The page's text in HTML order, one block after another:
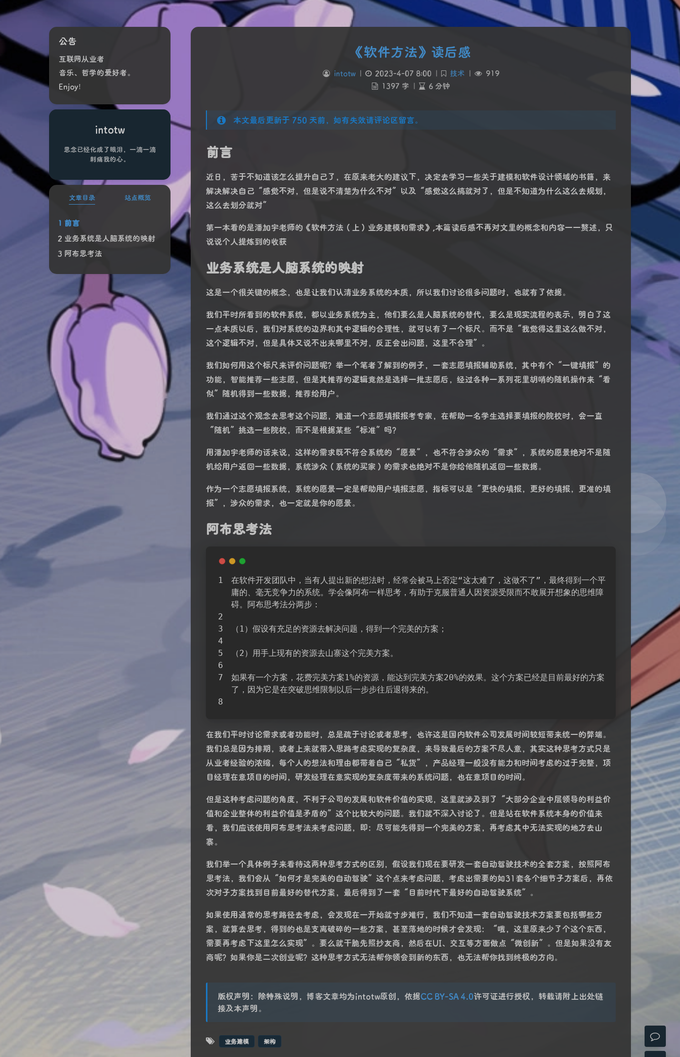
夜间模式
Sans Serif Serif
关闭 日落 暗化
公告
互联网从业者
音乐、哲学的爱好者。
Enjoy!
intotw
思念已经化成了眼泪，一滴一滴
刺痛我的心。
文章目录 站点概览
前言
业务系统是人脑系统的映射
阿布思考法
《软件方法》读后感
intotw | 2023-4-07 8:00 | 技术 |
919
1397 字 | 6 分钟
本文最后更新于 750 天前，如有失效请评论区留言。
前言
近日，苦于不知道该怎么提升自己了，在原来老大的建议下，决定去学习一些关于建模和软件设计领域的书籍，来
解决解决自己“感觉不对，但是说不清楚为什么不对”以及“感觉这么搞就对了，但是不知道为什么这么去规划，
这么去划分就对”
第一本看的是潘加宇老师的《软件方法（上）业务建模和需求》,本篇读后感不再对文里的概念和内容一一赘述，只
说说个人提炼到的收获
业务系统是人脑系统的映射
这是一个很关键的概念，也是让我们认清业务系统的本质，所以我们讨论很多问题时，也就有了依据。
我们平时所看到的软件系统，都以业务系统为主，他们要么是人脑系统的替代，要么是现实流程的表示，明白了这
一点本质以后，我们对系统的边界和其中逻辑的合理性，就可以有了一个标尺。而不是“我觉得这里这么做不对，
这个逻辑不对，但是具体又说不出来哪里不对，反正会出问题，这里不合理”。
我们如何用这个标尺来评价问题呢？举一个笔者了解到的例子，一套志愿填报辅助系统，其中有个“一键填报”的
功能，智能推荐一些志愿，但是其推荐的逻辑竟然是选择一批志愿后，经过各种一系列花里胡哨的随机操作来“看
似”随机得到一些数据，推荐给用户。
我们通过这个观念去思考这个问题，难道一个志愿填报报考专家，在帮助一名学生选择要填报的院校时，会一直
“随机”挑选一些院校，而不是根据某些“标准”吗？
用潘加宇老师的话来说，这样的需求既不符合系统的“愿景”，也不符合涉众的“需求”，系统的愿景绝对不是随
机给用户返回一些数据，系统涉众（系统的买家）的需求也绝对不是你给他随机返回一些数据。
作为一个志愿填报系统，系统的愿景一定是帮助用户填报志愿，指标可以是“更快的填报，更好的填报，更准的填
报”，涉众的需求，也一定就是你的愿景。
阿布思考法
在软件开发团队中，当有人提出新的想法时，经常会被马上否定“这太难了，这做不了”，最终得到一个平
庸的、毫无竞争力的系统。学会像阿布一样思考，有助于克服普通人因资源受限而不敢展开想象的思维障
碍。阿布思考法分两步：
（1）假设有充足的资源去解决问题，得到一个完美的方案；
（2）用手上现有的资源去山寨这个完美方案。
如果有一个方案，花费完美方案1%的资源，能达到完美方案20%的效果。这个方案已经是目前最好的方案
了，因为它是在突破思维限制以后一步步往后退得来的。
在我们平时讨论需求或者功能时，总是疏于讨论或者思考，也许这是国内软件公司发展时间较短带来统一的弊端。
我们总是因为排期，或者上来就带入思路考虑实现的复杂度，来导致最后的方案不尽人意，其实这种思考方式只是
从业者经验的浓缩，每个人的想法和理由都带着自己“私货”，产品经理一般没有能力和时间考虑的过于完整，项
目经理在意项目的时间，研发经理在意实现的复杂度带来的系统问题，也在意项目的时间。
但是这种考虑问题的角度，不利于公司的发展和软件价值的实现，这里就涉及到了“大部分企业中层领导的利益价
值和企业整体的利益价值是矛盾的”这个比较大的问题。我们就不深入讨论了。但是站在软件系统本身的价值来
看，我们应该使用阿布思考法来考虑问题，即：尽可能先得到一个完美的方案，再考虑其中无法实现的地方去山
寨。
我们举一个具体例子来看待这两种思考方式的区别，假设我们现在要研发一套自动驾驶技术的全套方案，按照阿布
思考法，我们会从“如何才是完美的自动驾驶”这个点来考虑问题，考虑出需要的如31套各个细节子方案后，再依
次对子方案找到目前最好的替代方案，最后得到了一套“目前时代下最好的自动驾驶系统”。
如果使用通常的思考路径去考虑，会发现在一开始就寸步难行，我们不知道一套自动驾驶技术方案要包括哪些方
案，就算去思考，得到的也是支离破碎的一些方案，甚至落地的时候才会发现：“哦，这里原来少了个这个东西，
需要再考虑下这里怎么实现”。要么就干脆先照抄友商，然后在UI、交互等方面做点“微创新”。但是如果没有友
商呢？如果你是二次创业呢？这种思考方式无法帮你领会到新的东西，也无法帮你找到终极的方向。
版权声明：除特殊说明，博客文章均为intotw原创，依据CC BY-SA 4.0许可证进行授权，转载请附上出处链
接及本声明。
业务建模 架构